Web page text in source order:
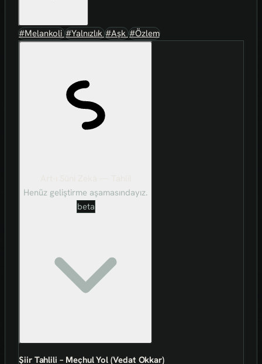
#Melankoli#Yalnızlık#Aşk#Özlem
Henüz geliştirme aşamasındayız.
beta
Şiir Tahlili – Meçhul Yol (Vedat Okkar)